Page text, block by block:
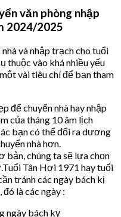
văn phòng nhập
2024/2025
và nhập trạch cho tuổi
thuộc vào khá nhiều yếu
vài tiêu chí để bạn tham
để chuyển nhà hay nhập
của tháng 10 âm lịch
bạn có thể đổi ra dương
nhà hơn.
bản, chúng ta sẽ lựa chọn
Tân Hợi 1971 hay tuổi
tránh các ngày bách kị
là các ngày :
ngày bách kỵ